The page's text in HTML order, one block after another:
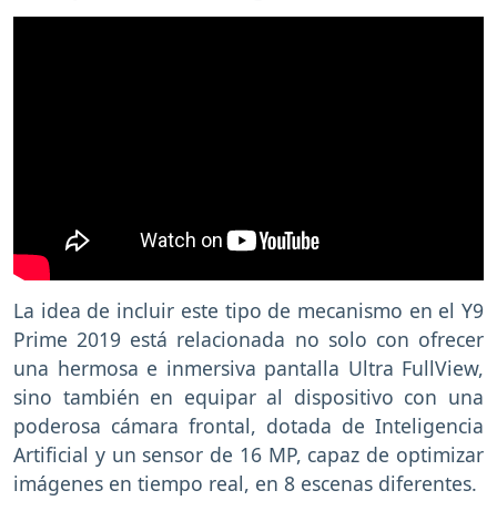
La idea de incluir este tipo de mecanismo en el Y9
Prime 2019 está relacionada no solo con ofrecer
una hermosa e inmersiva pantalla Ultra FullView,
sino también en equipar al dispositivo con una
poderosa cámara frontal, dotada de Inteligencia
Artificial y un sensor de 16 MP, capaz de optimizar
imágenes en tiempo real, en 8 escenas diferentes.